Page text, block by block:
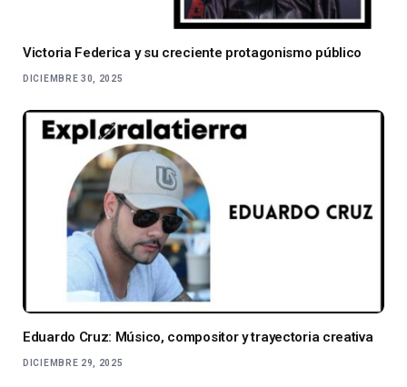
Victoria Federica y su creciente protagonismo público
DICIEMBRE 30, 2025
Eduardo Cruz: Músico, compositor y trayectoria creativa
DICIEMBRE 29, 2025